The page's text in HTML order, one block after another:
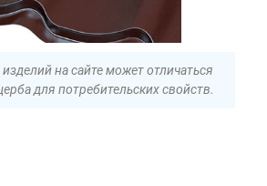
на сайте может отличаться
для потребительских свойств.